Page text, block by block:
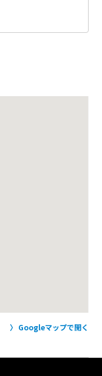
Googleマップで開く